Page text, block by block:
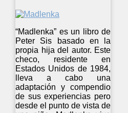
“Madlenka” es un libro de
Peter Sis basado en la
propia hija del autor. Este
checo, residente en
Estados Unidos de 1984,
lleva a cabo una
adaptación y compendio
de sus experiencias pero
desde el punto de vista de